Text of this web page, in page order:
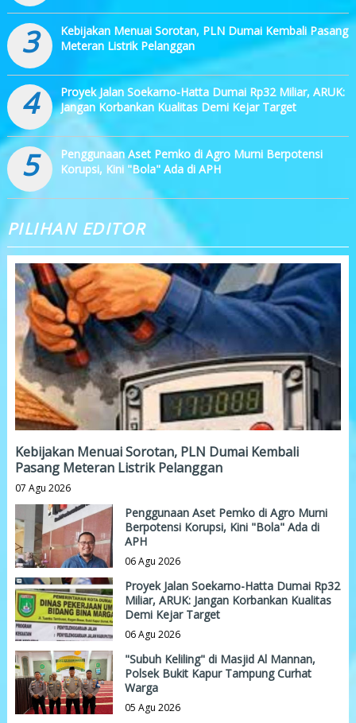
3
Kebijakan Menuai Sorotan, PLN Dumai Kembali Pasang
Meteran Listrik Pelanggan
4
Proyek Jalan Soekarno-Hatta Dumai Rp32 Miliar, ARUK:
Jangan Korbankan Kualitas Demi Kejar Target
5
Penggunaan Aset Pemko di Agro Murni Berpotensi
Korupsi, Kini "Bola" Ada di APH
PILIHAN EDITOR
Kebijakan Menuai Sorotan, PLN Dumai Kembali
Pasang Meteran Listrik Pelanggan
07 Agu 2026
Penggunaan Aset Pemko di Agro Murni
Berpotensi Korupsi, Kini "Bola" Ada di
APH
06 Agu 2026
Proyek Jalan Soekarno-Hatta Dumai Rp32
Miliar, ARUK: Jangan Korbankan Kualitas
Demi Kejar Target
06 Agu 2026
"Subuh Keliling" di Masjid Al Mannan,
Polsek Bukit Kapur Tampung Curhat
Warga
05 Agu 2026